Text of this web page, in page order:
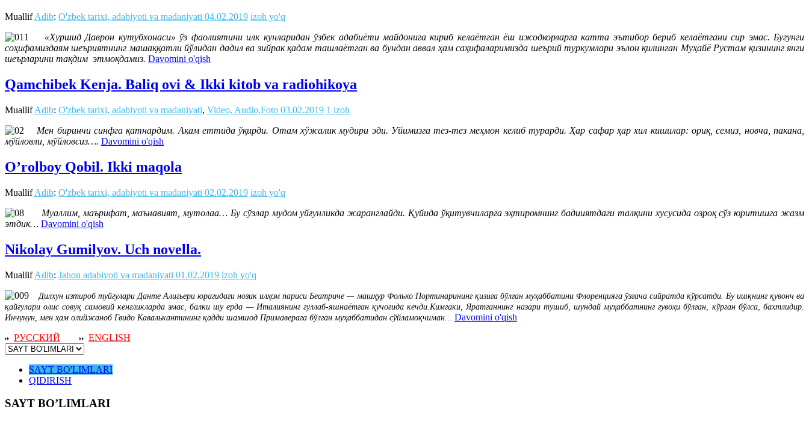
MuallifAdib: O'zbek tarixi, adabiyoti va madaniyati 04.02.2019 izoh yo'q
«Хуршид Даврон кутубхонаси» ўз фаолиятини илк кунларидан ўзбек адабиёти майдонига кириб келаётган ёш ижодкорларга катта эътибор бериб келаётгани сир эмас. Бугунги
соҳифамиздаям шеъриятнинг машаққатли йўлидан дадил ва зийрак қадам ташлаётган ва бундан аввал ҳам саҳифаларимизда шеърий туркумлари эълон қилинган Муҳайё Рустам қизининг янги
шеърларини тақдим этмоқдамиз. Davomini o'qish
Qamchibek Kenja. Baliq ovi & Ikki kitob va radiohikoya
MuallifAdib: O'zbek tarixi, adabiyoti va madaniyati, Video, Audio,Foto 03.02.2019 1 izoh
Мен биринчи синфга қатнардим. Акам еттида ўқирди. Отам хўжалик мудири эди. Уйимизга тез-тез меҳмон келиб турарди. Ҳар сафар ҳар хил кишилар: ориқ, семиз, новча, пакана,
мўйловли, мўйловсиз…. Davomini o'qish
O’rolboy Qobil. Ikki maqola
MuallifAdib: O'zbek tarixi, adabiyoti va madaniyati 02.02.2019 izoh yo'q
Муаллим, маърифат, маънавият, мутолаа… Бу сўзлар мудом уйғунликда жаранглайди. Қуйида ўқитувчиларга эҳтиромнинг бадииятдаги талқини хусусида озроқ сўз юритишга жазм
этдик… Davomini o'qish
Nikolay Gumilyov. Uch novella.
MuallifAdib: Jahon adabiyoti va madaniyati 01.02.2019 izoh yo'q
Дилхун изтироб туйғулари Данте Алигьери юрагидаги нозик илҳом париси Беатриче — машҳур Фолько Портинарининг қизига бўлган муҳаббатини Флоренцияга ўзгача сийратда кўрсатди. Бу ишқнинг қувонч ва
қайғулари олис совуқ самовий кенгликларда эмас, балки шу ерда — Италиянинг гуллаб-яшнаётган қучоғида кечди.Кимгаки, Яратганнинг назари тушиб, шундай муҳаббатнинг гувоҳи бўлган, кўрган бўлса, бахтлидир.
Инчунун, мен ҳам олийжаноб Гвидо Кавалькантининг қадди шамшод Примаверага бўлган муҳаббатидан сўйламоқчиман…
Davomini o'qish
РУССКИЙ
ENGLISH
SAYT BO'LIMLARI
QIDIRISH
SAYT BO’LIMLARI